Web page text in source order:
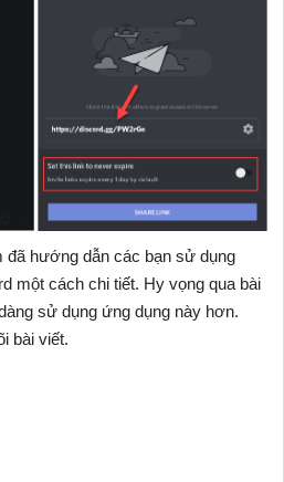
đã hướng dẫn các bạn sử dụng
một cách chi tiết. Hy vọng qua bài
sử dụng ứng dụng này hơn.
bài viết.